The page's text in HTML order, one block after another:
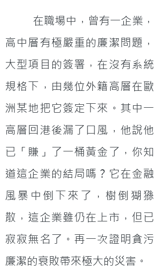
高中層有極嚴重的廉潔問題，
大型項目的簽署，在沒有系統
規格下，由幾位外籍高層在歐
洲某地把它簽定下來。其中一
高層回港後漏了口風，他說他
已「賺」了一桶黃金了，你知
道這企業的結局嗎？它在金融
風暴中倒下來了，樹倒猢猻
散，這企業雖仍在上市，但已
寂寂無名了。再一次證明貪污
廉潔的衰敗帶來極大的災害。